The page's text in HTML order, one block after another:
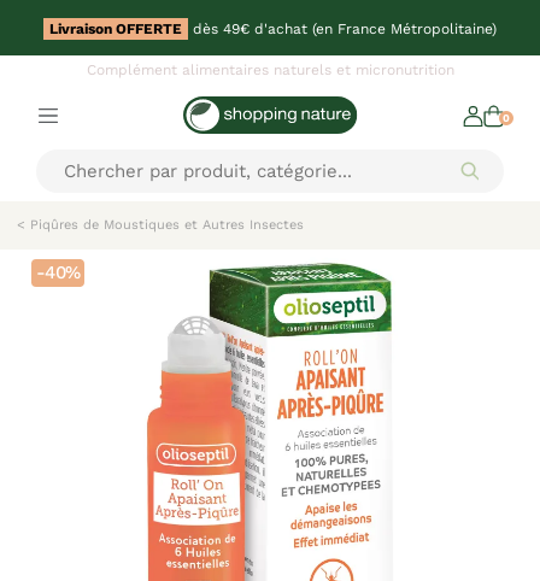
Livraison OFFERTE dès 49€ d'achat (en France Métropolitaine)
Complément alimentaires naturels et micronutrition
0
< Piqûres de Moustiques et Autres Insectes
-40%